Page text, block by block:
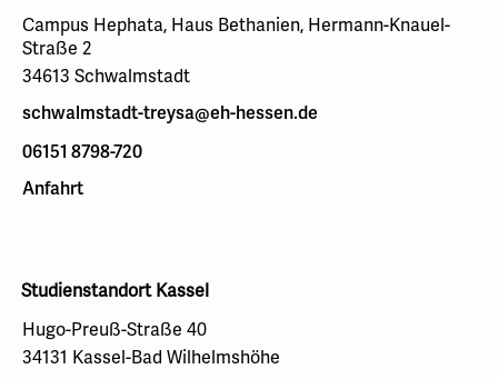
Campus Hephata, Haus Bethanien, Hermann-Knauel-
Straße 2
34613 Schwalmstadt
schwalmstadt-treysa@eh-hessen.de
06151 8798-720
Anfahrt
Studienstandort Kassel
Hugo-Preuß-Straße 40
34131 Kassel-Bad Wilhelmshöhe